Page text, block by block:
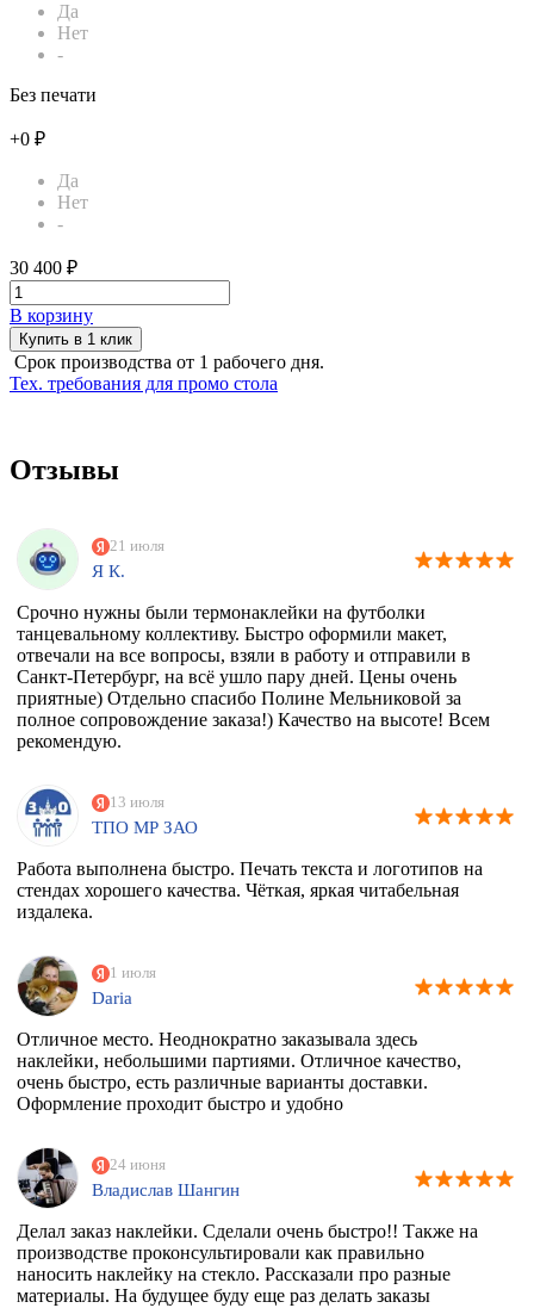
Да
Нет
-
Без печати
+0 ₽
Да
Нет
-
30 400 ₽
В корзину
Купить в 1 клик
Срок производства от 1 рабочего дня.
Тех. требования для промо стола
Отзывы
21 июля
Я К.
Срочно нужны были термонаклейки на футболки
танцевальному коллективу. Быстро оформили макет,
отвечали на все вопросы, взяли в работу и отправили в
Санкт-Петербург, на всё ушло пару дней. Цены очень
приятные) Отдельно спасибо Полине Мельниковой за
полное сопровождение заказа!) Качество на высоте! Всем
рекомендую.
13 июля
ТПО МР ЗАО
Работа выполнена быстро. Печать текста и логотипов на
стендах хорошего качества. Чёткая, яркая читабельная
издалека.
1 июля
Daria
Отличное место. Неоднократно заказывала здесь
наклейки, небольшими партиями. Отличное качество,
очень быстро, есть различные варианты доставки.
Оформление проходит быстро и удобно
24 июня
Владислав Шангин
Делал заказ наклейки. Сделали очень быстро!! Также на
производстве проконсультировали как правильно
наносить наклейку на стекло. Рассказали про разные
материалы. На будущее буду еще раз делать заказы